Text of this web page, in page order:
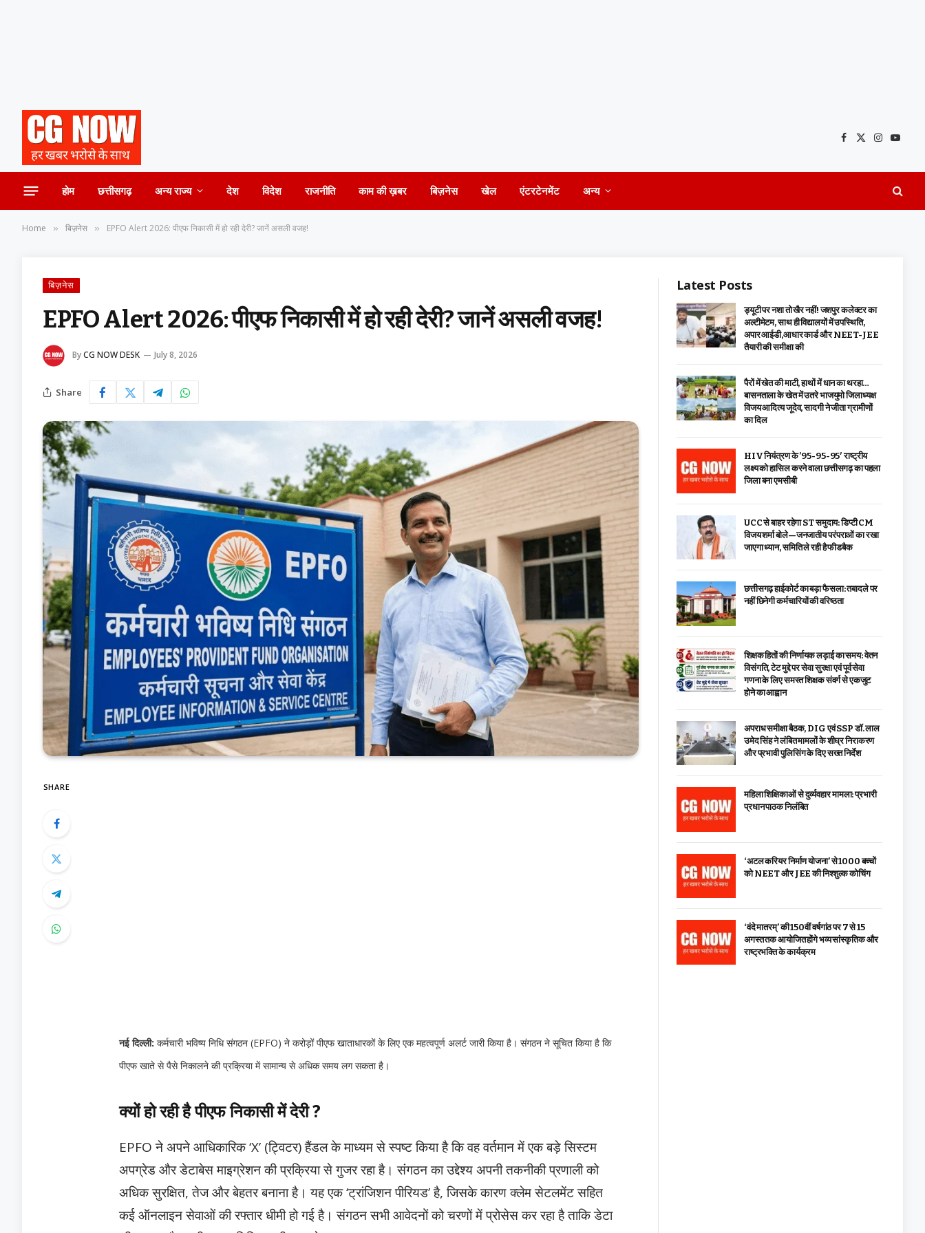
Facebook
X
Instagram
होम छत्तीसगढ़ अन्य राज्य देश विदेश राजनीति काम की ख़बर बिज़नेस खेल एंटरटेनमेंट अन्य
Home » बिज़नेस » EPFO Alert 2026: पीएफ निकासी में हो रही देरी? जानें असली वजह!
बिज़नेस
EPFO Alert 2026: पीएफ निकासी में हो रही देरी? जानें असली वजह!
ByCG NOW DESK July 8, 2026
Share
SHARE
नई दिल्ली: कर्मचारी भविष्य निधि संगठन (EPFO) ने करोड़ों पीएफ खाताधारकों के लिए एक महत्वपूर्ण अलर्ट जारी किया है। संगठन ने सूचित किया है कि
पीएफ खाते से पैसे निकालने की प्रक्रिया में सामान्य से अधिक समय लग सकता है।
क्यों हो रही है पीएफ निकासी में देरी ?
EPFO ने अपने आधिकारिक ‘X’ (ट्विटर) हैंडल के माध्यम से स्पष्ट किया है कि वह वर्तमान में एक बड़े सिस्टम
अपग्रेड और डेटाबेस माइग्रेशन की प्रक्रिया से गुजर रहा है। संगठन का उद्देश्य अपनी तकनीकी प्रणाली को
अधिक सुरक्षित,तेज और बेहतर बनाना है। यह एक ‘ट्रांजिशन पीरियड’ है,जिसके कारण क्लेम सेटलमेंट सहित
कई ऑनलाइन सेवाओं की रफ्तार धीमी हो गई है। संगठन सभी आवेदनों को चरणों में प्रोसेस कर रहा है ताकि डेटा
Latest Posts
ड्यूटी पर नशा तो खैर नहीं! जशपुर कलेक्टर का
अल्टीमेटम, साथ ही विद्यालयों में उपस्थिति,
अपार आईडी,आधार कार्ड और NEET-JEE
तैयारी की समीक्षा की
पैरों में खेत की माटी, हाथों में धान का थरहा…
बासनताला के खेत में उतरे भाजयुमो जिलाध्यक्ष
विजय आदित्य जूदेव, सादगी ने जीता ग्रामीणों
का दिल
HIV नियंत्रण के ’95-95-95′ राष्ट्रीय
लक्ष्य को हासिल करने वाला छत्तीसगढ़ का पहला
जिला बना एमसीबी
UCC से बाहर रहेगा ST समुदाय: डिप्टी CM
विजय शर्मा बोले—जनजातीय परंपराओं का रखा
जाएगा ध्यान, समिति ले रही है फीडबैक
छत्तीसगढ़ हाईकोर्ट का बड़ा फैसला: तबादले पर
नहीं छिनेगी कर्मचारियों की वरिष्ठता
शिक्षक हितों की निर्णायक लड़ाई का समय: वेतन
विसंगति, टेट मुद्दे पर सेवा सुरक्षा एवं पूर्व सेवा
गणना के लिए समस्त शिक्षक संवर्ग से एकजुट
होने का आह्वान
अपराध समीक्षा बैठक, DIG एवं SSP डॉ. लाल
उमेद सिंह ने लंबित मामलों के शीघ्र निराकरण
और प्रभावी पुलिसिंग के दिए सख्त निर्देश
महिला शिक्षिकाओं से दुर्व्यवहार मामला: प्रभारी
प्रधान पाठक निलंबित
‘अटल करियर निर्माण योजना’ से 1000 बच्चों
को NEET और JEE की निश्शुल्क कोचिंग
‘वंदे मातरम्’ की 150वीं वर्षगांठ पर 7 से 15
अगस्त तक आयोजित होंगे भव्य सांस्कृतिक और
राष्ट्रभक्ति के कार्यक्रम